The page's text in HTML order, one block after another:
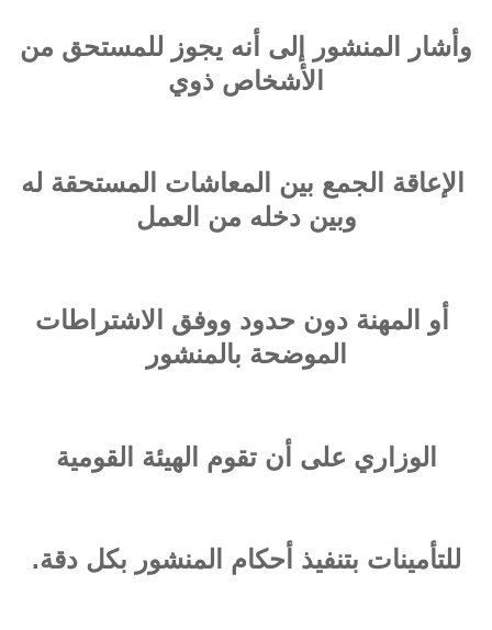
وأشار المنشور إلى أنه يجوز للمستحق من
الأشخاص ذوي
الإعاقة الجمع بين المعاشات المستحقة له
وبين دخله من العمل
أو المهنة دون حدود ووفق الاشتراطات
الموضحة بالمنشور
الوزاري على أن تقوم الهيئة القومية
للتأمينات بتنفيذ أحكام المنشور بكل دقة.